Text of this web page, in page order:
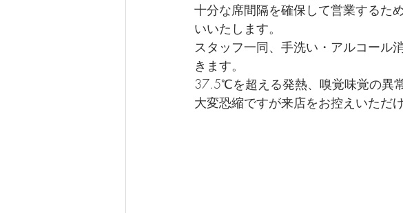
十分な席間隔を確保して営業するた
いいたします。
スタッフ一同、手洗い・アルコール
きます。
37.5℃を超える発熱、嗅覚味覚の異
大変恐縮ですが来店をお控えいただ